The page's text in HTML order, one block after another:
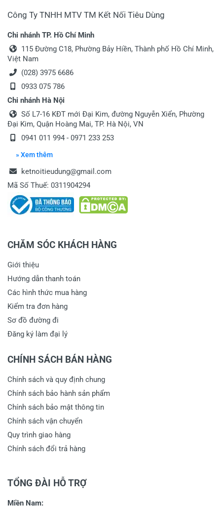
Công Ty TNHH MTV TM Kết Nối Tiêu Dùng
Chi nhánh TP. Hồ Chí Minh
115 Đường C18, Phường Bảy Hiền, Thành phố Hồ Chí Minh,
Việt Nam
(028) 3975 6686
0933 075 786
Chi nhánh Hà Nội
Số L7-16 KĐT mới Đại Kim, đường Nguyễn Xiển, Phường
Đại Kim, Quận Hoàng Mai, TP. Hà Nội, VN
0941 011 994 - 0971 233 253
» Xem thêm
ketnoitieudung@gmail.com
Mã Số Thuế: 0311904294
CHĂM SÓC KHÁCH HÀNG
Giới thiệu
Hướng dẫn thanh toán
Các hình thức mua hàng
Kiểm tra đơn hàng
Sơ đồ đường đi
Đăng ký làm đại lý
CHÍNH SÁCH BÁN HÀNG
Chính sách và quy định chung
Chính sách bảo hành sản phẩm
Chính sách bảo mật thông tin
Chính sách vận chuyển
Quy trình giao hàng
Chính sách đổi trả hàng
TỔNG ĐÀI HỖ TRỢ
Miền Nam: